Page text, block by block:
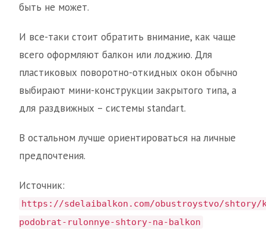
быть не может.
И все-таки стоит обратить внимание, как чаще
всего оформляют балкон или лоджию. Для
пластиковых поворотно-откидных окон обычно
выбирают мини-конструкции закрытого типа, а
для раздвижных – системы standart.
В остальном лучше ориентироваться на личные
предпочтения.
Источник:
https://sdelaibalkon.com/obustroystvo/shtory/
podobrat-rulonnye-shtory-na-balkon